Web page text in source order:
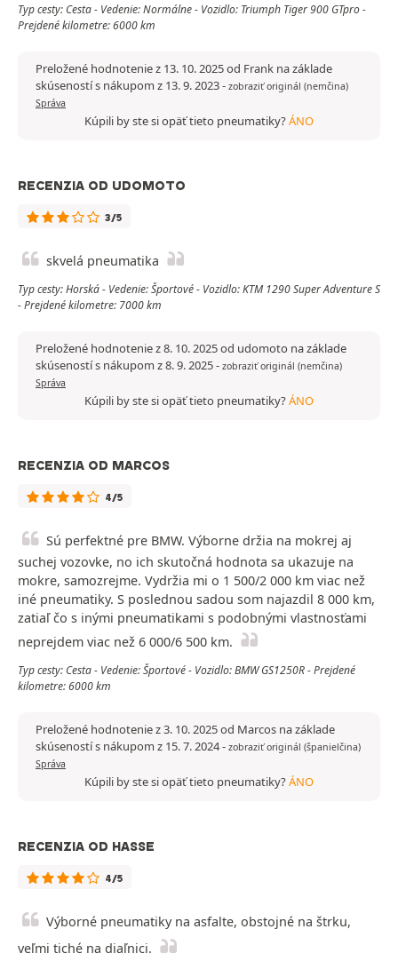
Typ cesty: Cesta - Vedenie: Normálne - Vozidlo: Triumph Tiger 900 GTpro -
Prejdené kilometre: 6000 km
Preložené hodnotenie z 13. 10. 2025 od Frank na základe
skúseností s nákupom z 13. 9. 2023- zobraziť originál (nemčina)
Správa
Kúpili by ste si opäť tieto pneumatiky?ÁNO
RECENZIA OD UDOMOTO
3/5
skvelá pneumatika
Typ cesty: Horská - Vedenie: Športové - Vozidlo: KTM 1290 Super Adventure S
- Prejdené kilometre: 7000 km
Preložené hodnotenie z 8. 10. 2025 od udomoto na základe
skúseností s nákupom z 8. 9. 2025- zobraziť originál (nemčina)
Správa
Kúpili by ste si opäť tieto pneumatiky?ÁNO
RECENZIA OD MARCOS
4/5
Sú perfektné pre BMW. Výborne držia na mokrej aj
suchej vozovke, no ich skutočná hodnota sa ukazuje na
mokre, samozrejme. Vydržia mi o 1 500/2 000 km viac než
iné pneumatiky. S poslednou sadou som najazdil 8 000 km,
zatiaľ čo s inými pneumatikami s podobnými vlastnosťami
neprejdem viac než 6 000/6 500 km.
Typ cesty: Cesta - Vedenie: Športové - Vozidlo: BMW GS1250R - Prejdené
kilometre: 6000 km
Preložené hodnotenie z 3. 10. 2025 od Marcos na základe
skúseností s nákupom z 15. 7. 2024- zobraziť originál (španielčina)
Správa
Kúpili by ste si opäť tieto pneumatiky?ÁNO
RECENZIA OD HASSE
4/5
Výborné pneumatiky na asfalte, obstojné na štrku,
veľmi tiché na diaľnici.